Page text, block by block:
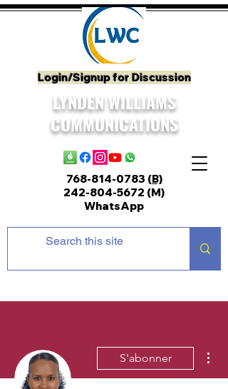
Login/Signup for Discussion
LYNDEN WILLIAMS
COMMUNICATIONS
768-814-0783 (B)
242-804-5672 (M)
WhatsApp
S'abonner